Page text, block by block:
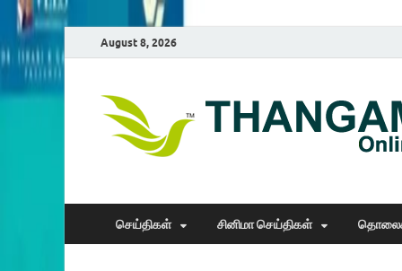
August 8, 2026
செய்திகள் சினிமா செய்திகள்